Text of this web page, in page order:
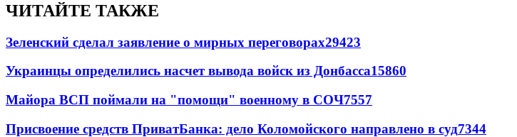
ЧИТАЙТЕ ТАКЖЕ
Зеленский сделал заявление о мирных переговорах29423
Украинцы определились насчет вывода войск из Донбасса15860
Майора ВСП поймали на "помощи" военному в СОЧ7557
Присвоение средств ПриватБанка: дело Коломойского направлено в суд7344